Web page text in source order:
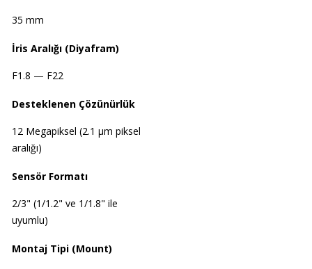
35 mm
İris Aralığı (Diyafram)
F1.8 — F22
Desteklenen Çözünürlük
12 Megapiksel (2.1 µm piksel
aralığı)
Sensör Formatı
2/3" (1/1.2" ve 1/1.8" ile
uyumlu)
Montaj Tipi (Mount)